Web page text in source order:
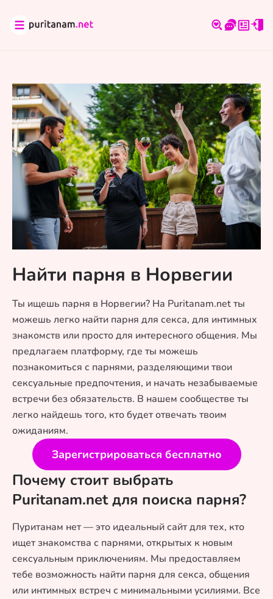
Найти парня в Норвегии
Ты ищешь парня в Норвегии? На Puritanam.net ты
можешь легко найти парня для секса, для интимных
знакомств или просто для интересного общения. Мы
предлагаем платформу, где ты можешь
познакомиться с парнями, разделяющими твои
сексуальные предпочтения, и начать незабываемые
встречи без обязательств. В нашем сообществе ты
легко найдешь того, кто будет отвечать твоим
ожиданиям.
Зарегистрироваться бесплатно
Почему стоит выбрать
Puritanam.net для поиска парня?
Пуританам нет — это идеальный сайт для тех, кто
ищет знакомства с парнями, открытых к новым
сексуальным приключениям. Мы предоставляем
тебе возможность найти парня для секса, общения
или интимных встреч с минимальными усилиями. Все